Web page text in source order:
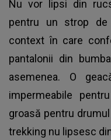
Nu vor lipsi din
pentru un strop de
context în care
pantalonii din
asemenea. O
impermeabile
groasă pentru
trekking nu lipsesc